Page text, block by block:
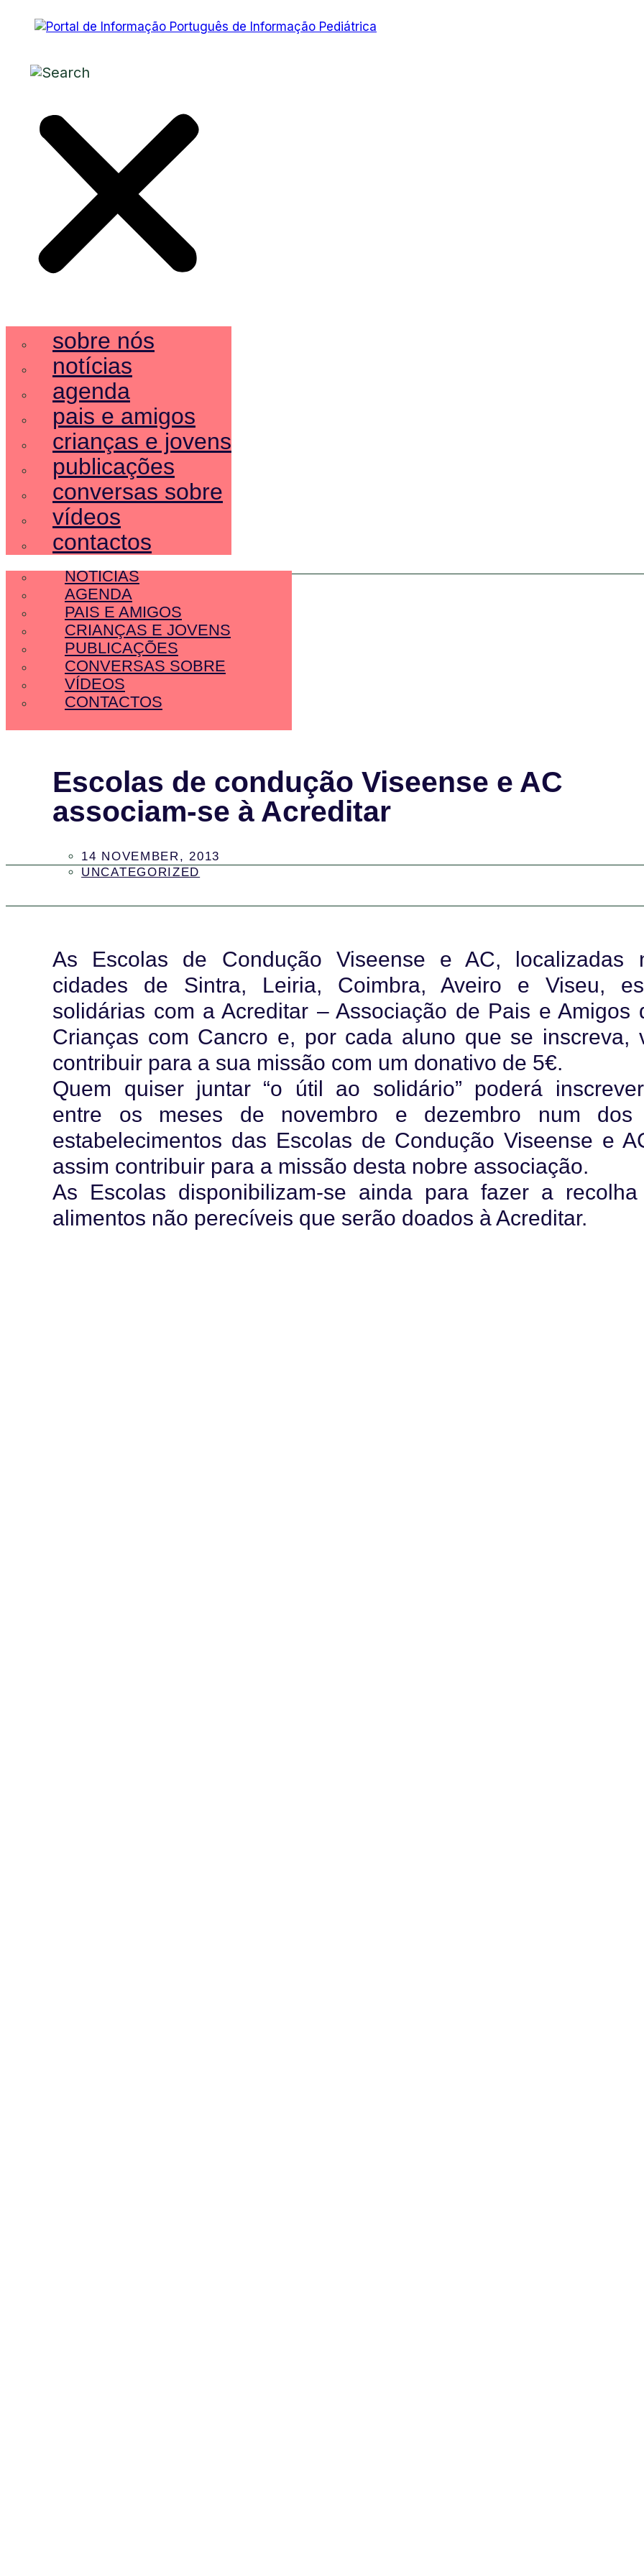
sobre nós
notícias
agenda
pais e amigos
crianças e jovens
publicações
conversas sobre
vídeos
contactos
SOBRE NÓS
NOTÍCIAS
AGENDA
PAIS E AMIGOS
CRIANÇAS E JOVENS
PUBLICAÇÕES
CONVERSAS SOBRE
VÍDEOS
CONTACTOS
Escolas de condução Viseense e AC
associam-se à Acreditar
14 NOVEMBER, 2013
UNCATEGORIZED
As Escolas de Condução Viseense e AC, localizadas
cidades de Sintra, Leiria, Coimbra, Aveiro e Viseu,
solidárias com a Acreditar – Associação de Pais e Amigos
Crianças com Cancro e, por cada aluno que se inscreva,
contribuir para a sua missão com um donativo de 5€.
Quem quiser juntar “o útil ao solidário” poderá
entre os meses de novembro e dezembro num dos
estabelecimentos das Escolas de Condução Viseense e
assim contribuir para a missão desta nobre associação.
As Escolas disponibilizam-se ainda para fazer a
alimentos não perecíveis que serão doados à Acreditar.